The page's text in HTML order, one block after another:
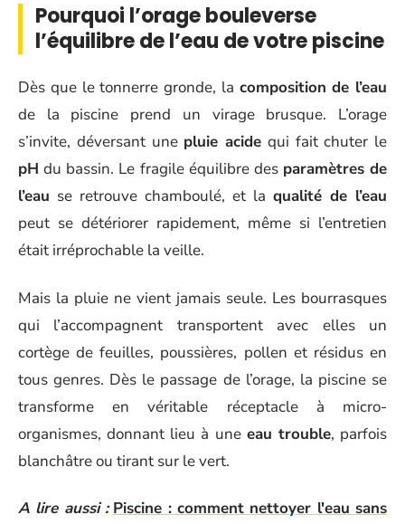
Pourquoi l’orage bouleverse
l’équilibre de l’eau de votre piscine
Dès que le tonnerre gronde, la composition de l’eau
de la piscine prend un virage brusque. L’orage
s’invite, déversant une pluie acide qui fait chuter le
pH du bassin. Le fragile équilibre des paramètres de
l’eau se retrouve chamboulé, et la qualité de l’eau
peut se détériorer rapidement, même si l’entretien
était irréprochable la veille.
Mais la pluie ne vient jamais seule. Les bourrasques
qui l’accompagnent transportent avec elles un
cortège de feuilles, poussières, pollen et résidus en
tous genres. Dès le passage de l’orage, la piscine se
transforme en véritable réceptacle à micro-
organismes, donnant lieu à une eau trouble, parfois
blanchâtre ou tirant sur le vert.
A lire aussi : Piscine : comment nettoyer l'eau sans